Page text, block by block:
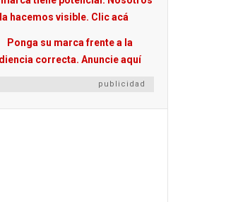
publicidad